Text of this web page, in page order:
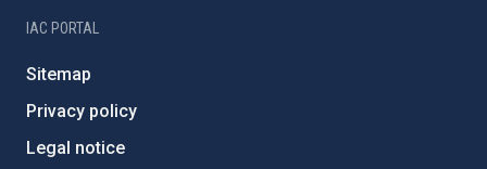
IAC PORTAL
Sitemap
Privacy policy
Legal notice